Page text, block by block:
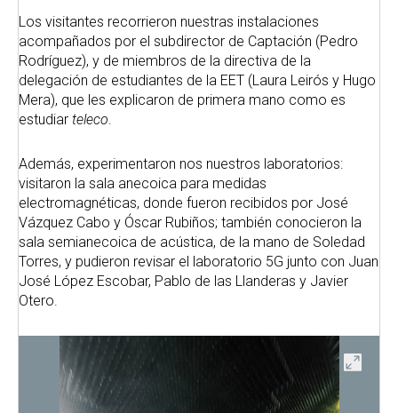
Los visitantes recorrieron nuestras instalaciones
acompañados por el subdirector de Captación (Pedro
Rodríguez), y de miembros de la directiva de la
delegación de estudiantes de la EET (Laura Leirós y Hugo
Mera), que les explicaron de primera mano como es
estudiar teleco.
Además, experimentaron nos nuestros laboratorios:
visitaron la sala anecoica para medidas
electromagnéticas, donde fueron recibidos por José
Vázquez Cabo y Óscar Rubiños; también conocieron la
sala semianecoica de acústica, de la mano de Soledad
Torres, y pudieron revisar el laboratorio 5G junto con Juan
José López Escobar, Pablo de las Llanderas y Javier
Otero.
Abrir